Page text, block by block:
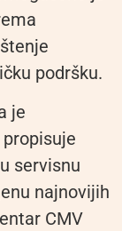
podršku.
je
servisnu
najnovijih
CMV